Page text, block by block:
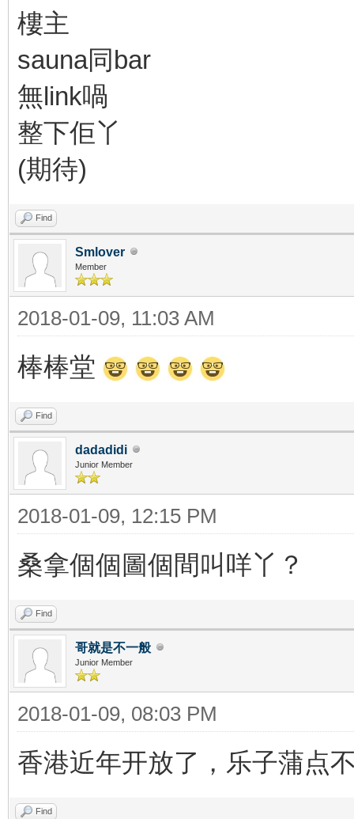
樓主
sauna同bar
無link喎
整下佢丫
(期待)
Find
Smlover
Member
2018-01-09, 11:03 AM
棒棒堂
Find
dadadidi
Junior Member
2018-01-09, 12:15 PM
桑拿個個圖個間叫咩丫？
Find
哥就是不一般
Junior Member
2018-01-09, 08:03 PM
香港近年开放了，乐子蒲点
Find